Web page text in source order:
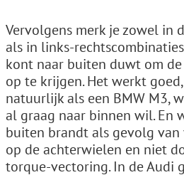
Vervolgens merk je zowel in
als in links-
kont naar buiten duwt om
op te krijgen. Het werkt
natuurlijk als een BMW M3,
al graag naar binnen wil. En
buiten brandt als gevolg
op de achterwielen en niet
torque-vectoring. In de Audi